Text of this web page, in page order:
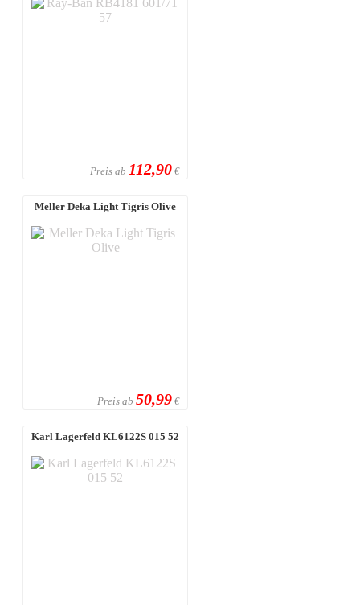
Preis ab 112,90 €
Meller Deka Light Tigris Olive
Preis ab 50,99 €
Karl Lagerfeld KL6122S 015 52